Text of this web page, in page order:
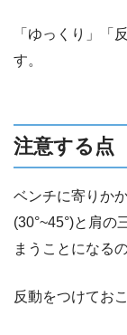
「ゆっくり」「
す。
注意する点
ベンチに寄りか
(30°~45°)と肩の
まうことになる
反動をつけてお